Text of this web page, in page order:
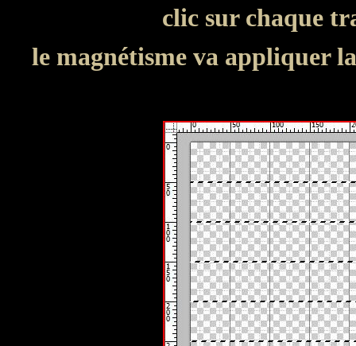
clic sur chaque
le magnétisme va appliquer